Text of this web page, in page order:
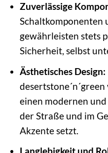
Zuverlässige
Schaltkomponenten
gewährleisten stets
Sicherheit, selbst
Ästhetisches Design:
einen modernen
der Straße und im
Akzente setzt.